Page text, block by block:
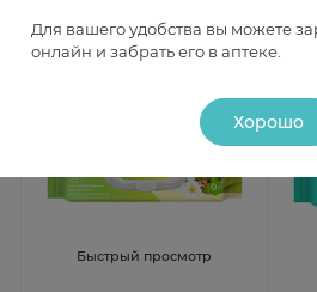
Быстрый просмотр
Для вашего удобства вы можете
онлайн и забрать его в аптеке.
Хорошо